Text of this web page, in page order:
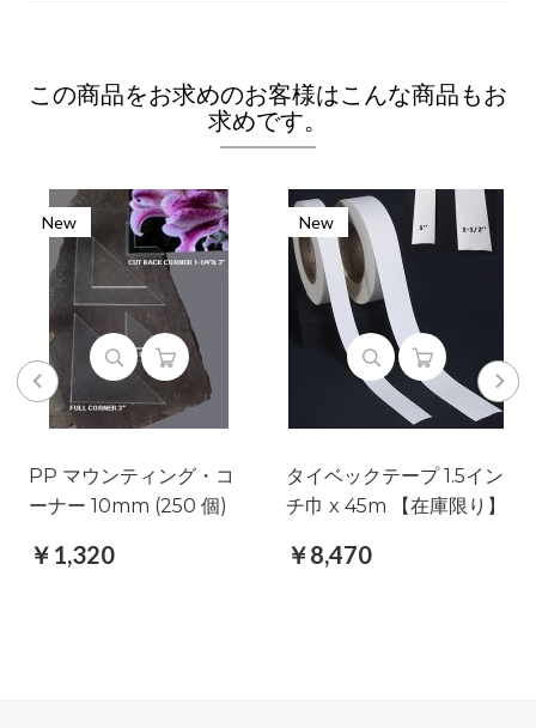
この商品をお求めのお客様はこんな商品もお
求めです。
New
PP マウンティング・コ
ーナー 10mm (250 個)
￥1,320
New
タイベックテープ 1.5イン
チ巾 x 45m 【在庫限り】
￥8,470